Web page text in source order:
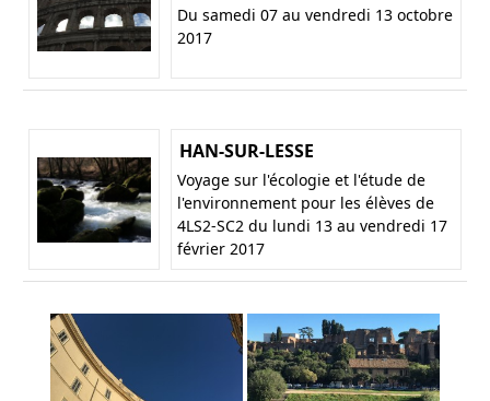
Du samedi 07 au vendredi 13 octobre
2017
HAN-SUR-LESSE
Voyage sur l'écologie et l'étude de
l'environnement pour les élèves de
4LS2-SC2 du lundi 13 au vendredi 17
février 2017